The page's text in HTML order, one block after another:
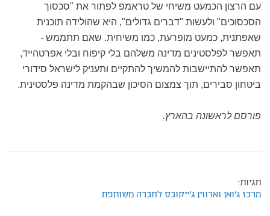
עם הרצון הכמעט משיחי של טראמפ לפתור את "סכסוך
הסכסוכים" ולעשות "דברים גדולים", היא שהולידה תוכנית
שאפתנית, כמעט מופרעת, כמו משיחית. שאם תתממש -
תאפשר לפלסטינים מדינה משלהם בלי קיפוח ובלי אפרטהייד,
תאפשר להתיישבות להמשיך להתקיים ותעניק לישראל סידורי
ביטחון סבירים, תוך צמצום הסיכון שבהקמת מדינה פלסטינית.
פורסם לראשונה בהארץ.
תגיות:
מרכז ג'ואן וארווין ג'ייקובס לחברה משותפת